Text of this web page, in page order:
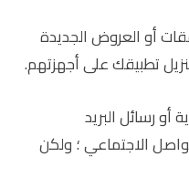
أو العروض الجديدة
تطبيقك على أجهزتهم.
أو رسائل البريد
الاجتماعي ؛ ولكن